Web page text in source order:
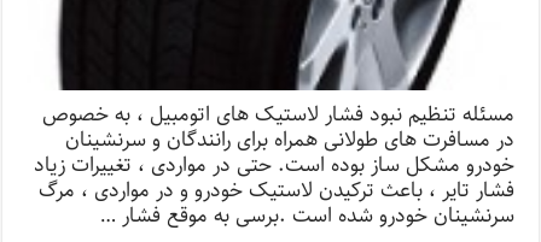
مسئله تنظیم نبود فشار لاستیک های اتومبیل ، به خصوص
در مسافرت های طولانی همراه برای رانندگان و سرنشینان
خودرو مشکل ساز بوده است. حتی در مواردی ، تغییرات زیاد
فشار تایر ، باعث ترکیدن لاستیک خودرو و در مواردی ، مرگ
سرنشینان خودرو شده است .برسی به موقع فشار …